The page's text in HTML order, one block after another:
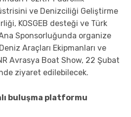
ve Denizciliği Geliştirme
KOSGEB desteği ve Türk
Ana Sponsorluğunda organize
Araçları Ekipmanları ve
Avrasya Boat Show, 22 Şubat
ziyaret edilebilecek.
buluşma platformu